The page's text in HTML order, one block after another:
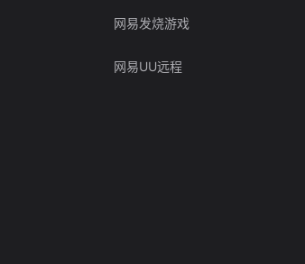
网易发烧游戏
网易UU远程